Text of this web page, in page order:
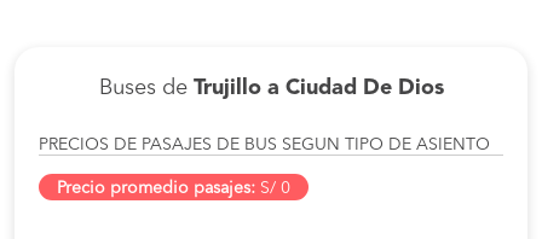
Buses de Trujillo a Ciudad De Dios
PRECIOS DE PASAJES DE BUS SEGUN TIPO DE ASIENTO
Precio promedio pasajes: S/ 0